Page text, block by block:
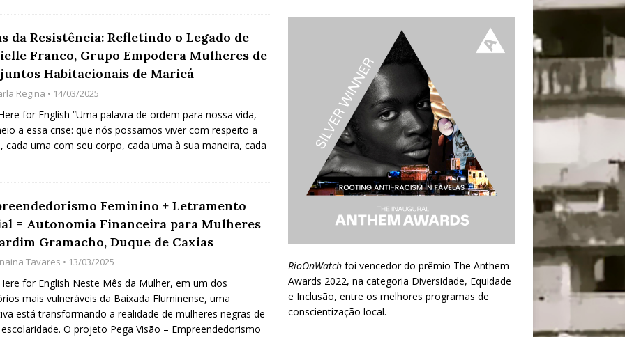
da Resistência: Refletindo o Legado de
Franco, Grupo Empodera Mulheres de
Habitacionais de Maricá
Regina • 14/03/2025
for English “Uma palavra de ordem para nossa vida,
a essa crise: que nós possamos viver com respeito a
cada uma com seu corpo, cada uma à sua maneira, cada
Feminino + Letramento
= Autonomia Financeira para Mulheres
Gramacho, Duque de Caxias
Tavares • 13/03/2025
for English Neste Mês da Mulher, em um dos
mais vulneráveis da Baixada Fluminense, uma
está transformando a realidade de mulheres negras de
O projeto Pega Visão – Empreendedorismo
RioOnWatchfoi vencedor do prêmio The Anthem
Awards 2022, na categoria Diversidade, Equidade
e Inclusão, entre os melhores programas de
conscientização local.